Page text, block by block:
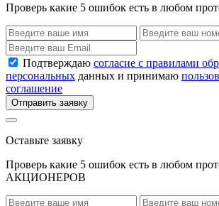
Проверь какие 5 ошибок есть в любом
Подтверждаю согласие с правилами
персональных данных и принимаю
соглашение
Отправить заявку
Оставьте заявку
Проверь какие 5 ошибок есть в любом
АКЦИОНЕРОВ